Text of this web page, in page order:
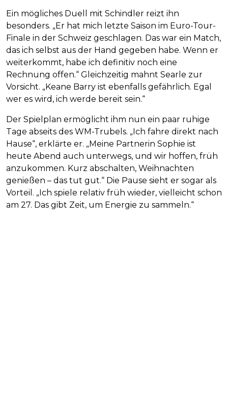
Ein mögliches Duell mit Schindler reizt ihn
besonders. „Er hat mich letzte Saison im Euro-Tour-
Finale in der Schweiz geschlagen. Das war ein Match,
das ich selbst aus der Hand gegeben habe. Wenn er
weiterkommt, habe ich definitiv noch eine
Rechnung offen.“ Gleichzeitig mahnt Searle zur
Vorsicht. „Keane Barry ist ebenfalls gefährlich. Egal
wer es wird, ich werde bereit sein.“
Der Spielplan ermöglicht ihm nun ein paar ruhige
Tage abseits des WM-Trubels. „Ich fahre direkt nach
Hause“, erklärte er. „Meine Partnerin Sophie ist
heute Abend auch unterwegs, und wir hoffen, früh
anzukommen. Kurz abschalten, Weihnachten
genießen – das tut gut.“ Die Pause sieht er sogar als
Vorteil. „Ich spiele relativ früh wieder, vielleicht schon
am 27. Das gibt Zeit, um Energie zu sammeln.“